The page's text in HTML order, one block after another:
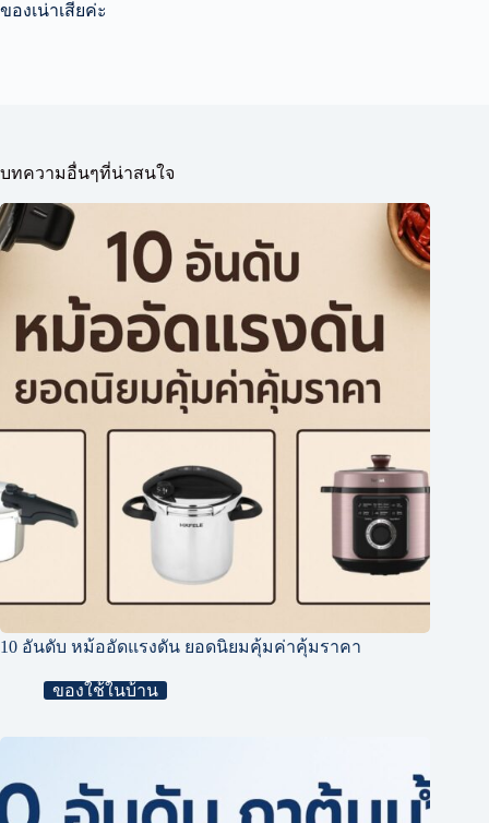
ของเน่าเสียค่ะ
บทความอื่นๆที่น่าสนใจ
10 อันดับ หม้ออัดแรงดัน ยอดนิยมคุ้มค่าคุ้มราคา
ของใช้ในบ้าน